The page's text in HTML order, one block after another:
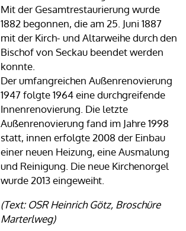
Mit der Gesamtrestaurierung wurde
1882 begonnen, die am 25. Juni 1887
mit der Kirch- und Altarweihe durch den
Bischof von Seckau beendet werden
konnte.
Der umfangreichen Außenrenovierung
1947 folgte 1964 eine durchgreifende
Innenrenovierung. Die letzte
Außenrenovierung fand im Jahre 1998
statt, innen erfolgte 2008 der Einbau
einer neuen Heizung, eine Ausmalung
und Reinigung. Die neue Kirchenorgel
wurde 2013 eingeweiht.
(Text: OSR Heinrich Götz, Broschüre
Marterlweg)